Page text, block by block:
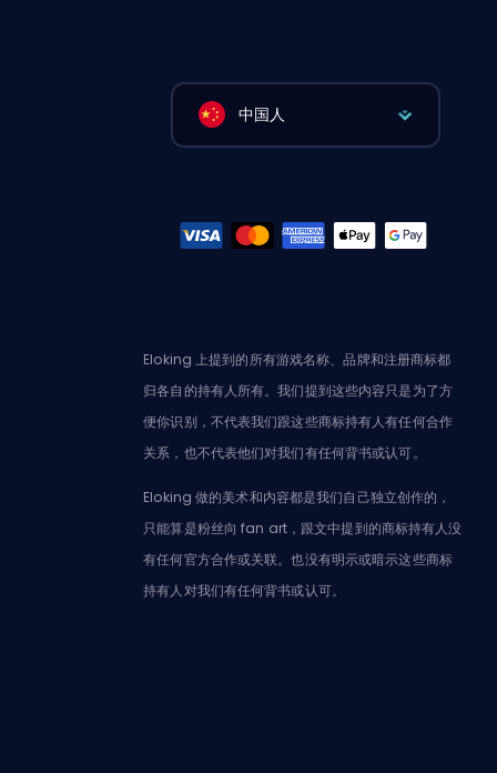
中国人
Eloking 上提到的所有游戏名称、品牌和注册商标都
归各自的持有人所有。我们提到这些内容只是为了方
便你识别，不代表我们跟这些商标持有人有任何合作
关系，也不代表他们对我们有任何背书或认可。
Eloking 做的美术和内容都是我们自己独立创作的，
只能算是粉丝向 fan art，跟文中提到的商标持有人没
有任何官方合作或关联。也没有明示或暗示这些商标
持有人对我们有任何背书或认可。